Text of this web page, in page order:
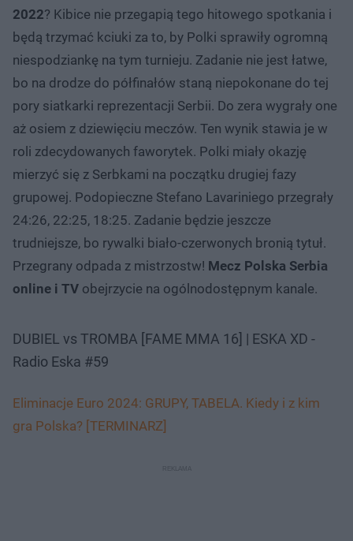
2022? Kibice nie przegapią tego hitowego spotkania i
będą trzymać kciuki za to, by Polki sprawiły ogromną
niespodziankę na tym turnieju. Zadanie nie jest łatwe,
bo na drodze do półfinałów staną niepokonane do tej
pory siatkarki reprezentacji Serbii. Do zera wygrały one
aż osiem z dziewięciu meczów. Ten wynik stawia je w
roli zdecydowanych faworytek. Polki miały okazję
mierzyć się z Serbkami na początku drugiej fazy
grupowej. Podopieczne Stefano Lavariniego przegrały
24:26, 22:25, 18:25. Zadanie będzie jeszcze
trudniejsze, bo rywalki biało-czerwonych bronią tytuł.
Przegrany odpada z mistrzostw! Mecz Polska Serbia
online i TV obejrzycie na ogólnodostępnym kanale.
DUBIEL vs TROMBA [FAME MMA 16] | ESKA XD -
Radio Eska #59
Eliminacje Euro 2024: GRUPY, TABELA. Kiedy i z kim
gra Polska? [TERMINARZ]